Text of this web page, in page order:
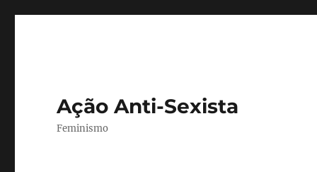
Ação Anti-Sexista
Feminismo